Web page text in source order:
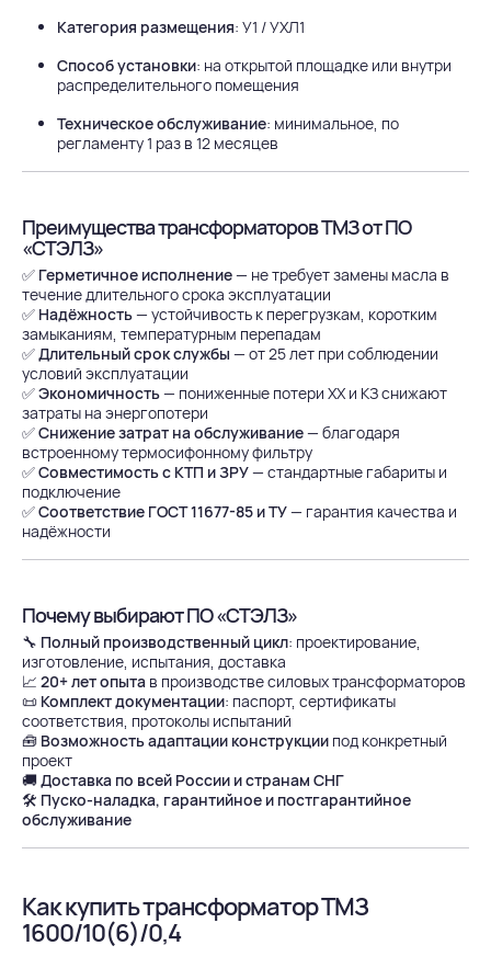
Категория размещения: У1 / УХЛ1
Способ установки: на открытой площадке или внутри
распределительного помещения
Техническое обслуживание: минимальное, по
регламенту 1 раз в 12 месяцев
Преимущества трансформаторов ТМЗ от ПО
«СТЭЛЗ»
✅ Герметичное исполнение— не требует замены масла в
течение длительного срока эксплуатации
✅ Надёжность— устойчивость к перегрузкам, коротким
замыканиям, температурным перепадам
✅Длительный срок службы — от 25 лет при соблюдении
условий эксплуатации
✅Экономичность— пониженные потери ХХ и КЗ снижают
затраты на энергопотери
✅Снижение затрат на обслуживание— благодаря
встроенному термосифонному фильтру
✅Совместимость с КТП и ЗРУ— стандартные габариты и
подключение
✅Соответствие ГОСТ 11677-85 и ТУ— гарантия качества и
надёжности
Почему выбирают ПО «СТЭЛЗ»
🔧 Полный производственный цикл: проектирование,
изготовление, испытания, доставка
📈 20+ лет опыта в производстве силовых трансформаторов
📜 Комплект документации: паспорт, сертификаты
соответствия, протоколы испытаний
🧰 Возможность адаптации конструкции под конкретный
проект
🚚Доставка по всей России и странам СНГ
🛠 Пуско-наладка, гарантийное и постгарантийное
обслуживание
Как купить трансформатор ТМЗ
1600/10(6)/0,4